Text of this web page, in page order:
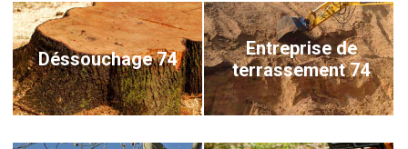
Déssouchage 74
Entreprise de
terrassement 74